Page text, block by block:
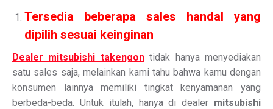
Tersedia beberapa sales handal yang
dipilih sesuai keinginan
Dealer mitsubishi takengontidak hanya menyediakan
satu sales saja, melainkan kami tahu bahwa kamu dengan
konsumen lainnya memiliki tingkat kenyamanan yang
berbeda-beda. Untuk itulah, hanya di dealer mitsubishi